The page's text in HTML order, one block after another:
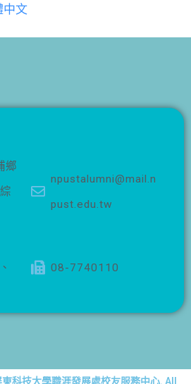
中文
鄉
npustalumni@mail.n
pust.edu.tw
08-7740110
科技大學職涯發展處校友服務中心. All